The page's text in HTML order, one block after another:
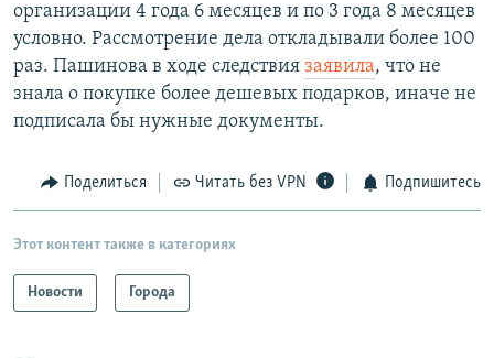
организации 4 года 6 месяцев и по 3 года 8 месяцев
условно. Рассмотрение дела откладывали более 100
раз. Пашинова в ходе следствия заявила, что не
знала о покупке более дешевых подарков, иначе не
подписала бы нужные документы.
Поделиться Читать без VPN Подпишитесь
Этот контент также в категориях
Новости Города